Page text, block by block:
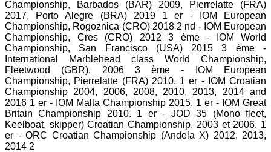
Championship, Barbados (BAR) 2009, Pierrelatte (FRA)
2017, Porto Alegre (BRA) 2019 1 er - IOM European
Championship, Rogoznica (CRO) 2018 2 nd - IOM European
Championship, Cres (CRO) 2012 3 ème - IOM World
Championship, San Francisco (USA) 2015 3 ème -
International Marblehead class World Championship,
Fleetwood (GBR), 2006 3 ème - IOM European
Championship, Pierrelatte (FRA) 2010. 1 er - IOM Croatian
Championship 2004, 2006, 2008, 2010, 2013, 2014 and
2016 1 er - IOM Malta Championship 2015. 1 er - IOM Great
Britain Championship 2010. 1 er - JOD 35 (Mono fleet,
Keelboat, skipper) Croatian Championship, 2003 et 2006. 1
er - ORC Croatian Championship (Andela X) 2012, 2013,
2014 2